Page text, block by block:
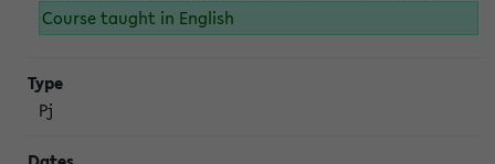
Course taught in English
Pj